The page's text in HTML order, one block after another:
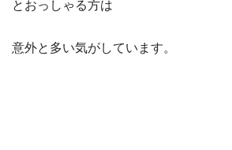
とおっしゃる方は
意外と多い気がしています。